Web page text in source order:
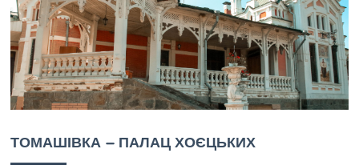
ТОМАШІВКА – ПАЛАЦ ХОЄЦЬКИХ